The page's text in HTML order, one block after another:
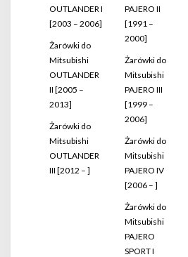
OUTLANDER I
[2003 – 2006]
Żarówki do
Mitsubishi
OUTLANDER
II [2005 –
2013]
Żarówki do
Mitsubishi
OUTLANDER
III [2012 – ]
PAJERO II
[1991 –
2000]
Żarówki do
Mitsubishi
PAJERO III
[1999 –
2006]
Żarówki do
Mitsubishi
PAJERO IV
[2006 – ]
Żarówki do
Mitsubishi
PAJERO
SPORT I